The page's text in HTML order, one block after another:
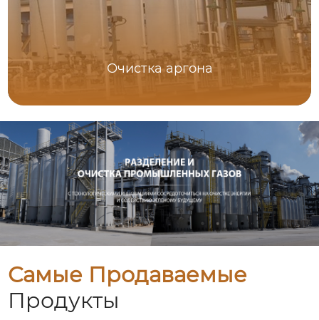
Очистка аргона
Самые Продаваемые
Продукты